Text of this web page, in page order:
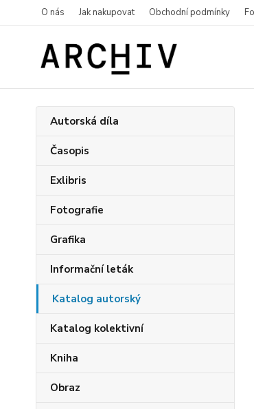
O nás Jak nakupovat Obchodní podmínky
Autorská díla
Časopis
Exlibris
Fotografie
Grafika
Informační leták
Katalog autorský
Katalog kolektivní
Kniha
Obraz